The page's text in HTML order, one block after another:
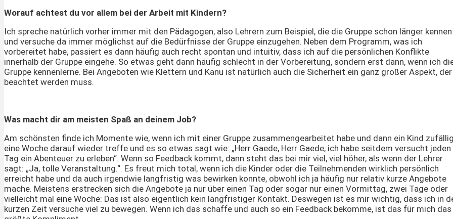
Worauf achtest du vor allem bei der Arbeit mit Kindern?
Ich spreche natürlich vorher immer mit den Pädagogen, also Lehrern zum Beispiel, die die Gruppe schon länger kennen
und versuche da immer möglichst auf die Bedürfnisse der Gruppe einzugehen. Neben dem Programm, was ich
vorbereitet habe, passiert es dann häufig auch recht spontan und intuitiv, dass ich auf die persönlichen Konflikte
innerhalb der Gruppe eingehe. So etwas geht dann häufig schlecht in der Vorbereitung, sondern erst dann, wenn ich
Gruppe kennenlerne. Bei Angeboten wie Klettern und Kanu ist natürlich auch die Sicherheit ein ganz großer Aspekt, der
beachtet werden muss.
Was macht dir am meisten Spaß an deinem Job?
Am schönsten finde ich Momente wie, wenn ich mit einer Gruppe zusammengearbeitet habe und dann ein Kind
eine Woche darauf wieder treffe und es so etwas sagt wie: „Herr Gaede, Herr Gaede, ich habe seitdem versucht jeden
Tag ein Abenteuer zu erleben“. Wenn so Feedback kommt, dann steht das bei mir viel, viel höher, als wenn der Lehrer
sagt: „Ja, tolle Veranstaltung.“. Es freut mich total, wenn ich die Kinder oder die Teilnehmenden wirklich persönlich
erreicht habe und da auch irgendwie langfristig was bewirken konnte, obwohl ich ja häufig nur relativ kurze Angebote
mache. Meistens erstrecken sich die Angebote ja nur über einen Tag oder sogar nur einen Vormittag, zwei Tage oder
vielleicht mal eine Woche: Das ist also eigentlich kein langfristiger Kontakt. Deswegen ist es mir wichtig, dass ich in
kurzen Zeit versuche viel zu bewegen. Wenn ich das schaffe und auch so ein Feedback bekomme, ist das für mich das